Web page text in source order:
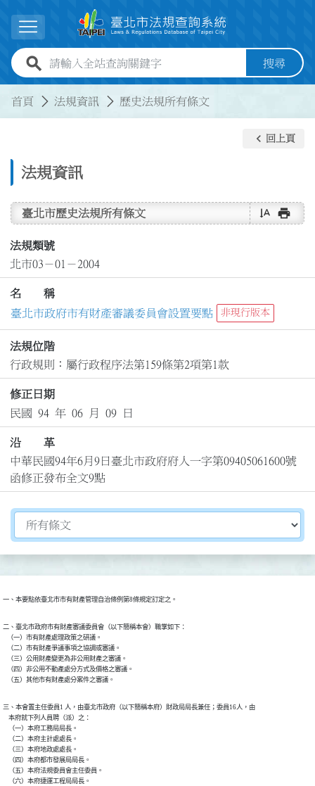
展開選單
全站查詢關鍵字欄位 搜尋
首頁 法規資訊 歷史法規所有條文
法規資訊
keyboard_arrow_left 回上頁
臺北市歷史法規所有條文 text_rotate_vertical print
法規類號
北市03－01－2004
名 稱
臺北市政府市有財產審議委員會設置要點
非現行版本
法規位階
行政規則：屬行政程序法第159條第2項第1款
修正日期
民國 94 年 06 月 09 日
沿 革
中華民國94年6月9日臺北市政府府人一字第09405061600號
函修正發布全文9點
切換選擇法規資訊內容
一、本要點依臺北市市有財產管理自治條例第8條規定訂定之。
二、臺北市政府市有財產審議委員會（以下簡稱本會）職掌如下：
   （一）市有財產處理政策之研議。
   （二）市有財產爭議事項之協調或審議。
   （三）公用財產變更為非公用財產之審議。
   （四）非公用不動產處分方式及價格之審議。
   （五）其他市有財產處分案件之審議。
三、本會置主任委員1 人，由臺北市政府（以下簡稱本府）財政局局長兼任；委員16人，由
    本府就下列人員聘（派）之：
    （一）本府工務局局長。
    （二）本府主計處處長。
    （三）本府地政處處長。
    （四）本府都市發展局局長。
    （五）本府法規委員會主任委員。
    （六）本府捷運工程局局長。